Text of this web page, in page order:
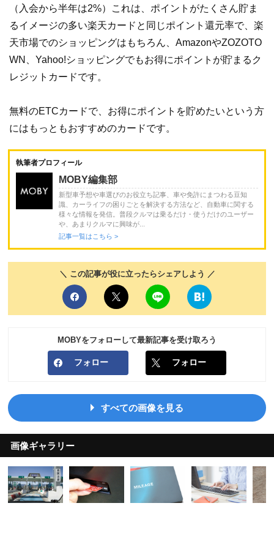
（入会から半年は2%）これは、ポイントがたくさん貯ま
るイメージの多い楽天カードと同じポイント還元率で、楽
天市場でのショッピングはもちろん、AmazonやZOZOTO
WN、Yahoo!ショッピングでもお得にポイントが貯まるク
レジットカードです。
無料のETCカードで、お得にポイントを貯めたいという方
にはもっともおすすめのカードです。
執筆者プロフィール
MOBY編集部
新型車予想や車選びのお役立ち記事、車や免許にまつわる豆知
識、カーライフの困りごとを解決する方法など、自動車に関する
様々な情報を発信。普段クルマは乗るだけ・使うだけのユーザー
や、あまりクルマに興味が...
記事一覧はこちら >
＼ この記事が役に立ったらシェアしよう ／
MOBYをフォローして最新記事を受け取ろう
フォロー フォロー
すべての画像を見る
画像ギャラリー